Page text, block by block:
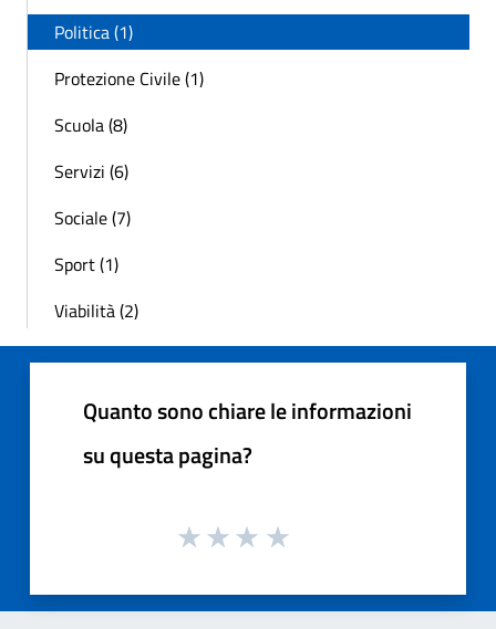
Politica (1)
Protezione Civile (1)
Scuola (8)
Servizi (6)
Sociale (7)
Sport (1)
Viabilità (2)
Quanto sono chiare le informazioni
su questa pagina?